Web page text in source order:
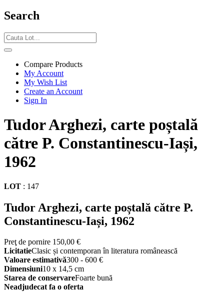
Search
Compare Products
My Account
My Wish List
Create an Account
Sign In
Tudor Arghezi, carte poștală
către P. Constantinescu-Iași,
1962
LOT : 147
Tudor Arghezi, carte poștală către P.
Constantinescu-Iași, 1962
Preţ de pornire 150,00 €
LicitatieClasic și contemporan în literatura românească
Valoare estimativă300 - 600 €
Dimensiuni10 x 14,5 cm
Starea de conservareFoarte bună
Neadjudecat fa o oferta